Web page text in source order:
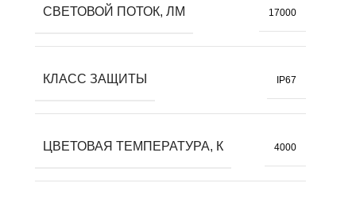
СВЕТОВОЙ ПОТОК, ЛМ 17000
КЛАСС ЗАЩИТЫ IP67
ЦВЕТОВАЯ ТЕМПЕРАТУРА, К 4000